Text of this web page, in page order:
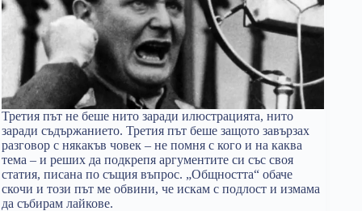
Третия път не беше нито заради илюстрацията, нито
заради съдържанието. Третия път беше защото завързах
разговор с някакъв човек – не помня с кого и на каква
тема – и реших да подкрепя аргументите си със своя
статия, писана по същия въпрос. „Общността“ обаче
скочи и този път ме обвини, че искам с подлост и измама
да събирам лайкове.